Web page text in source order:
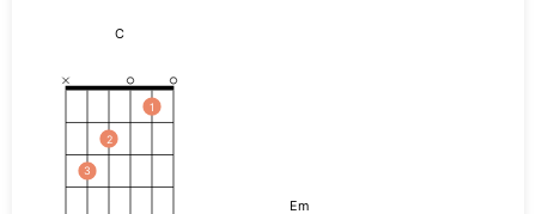
C
3
2
1
Em